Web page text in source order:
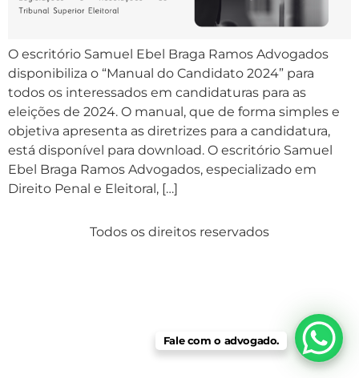
O escritório Samuel Ebel Braga Ramos Advogados
disponibiliza o “Manual do Candidato 2024” para
todos os interessados em candidaturas para as
eleições de 2024. O manual, que de forma simples e
objetiva apresenta as diretrizes para a candidatura,
está disponível para download. O escritório Samuel
Ebel Braga Ramos Advogados, especializado em
Direito Penal e Eleitoral, […]
Todos os direitos reservados
Fale com o advogado.